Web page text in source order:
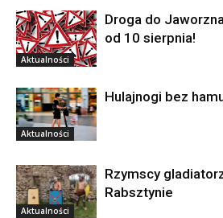
Aktualności
Droga do
od 10 sierpnia!
Aktualności
Hulajnogi bez
Aktualności
Rzymscy
Rabsztynie